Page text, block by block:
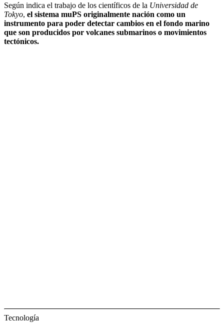
Según indica el trabajo de los científicos de la Universidad de
Tokyo, el sistema muPS originalmente nación como un
instrumento para poder detectar cambios en el fondo marino
que son producidos por volcanes submarinos o movimientos
tectónicos.
Tecnología